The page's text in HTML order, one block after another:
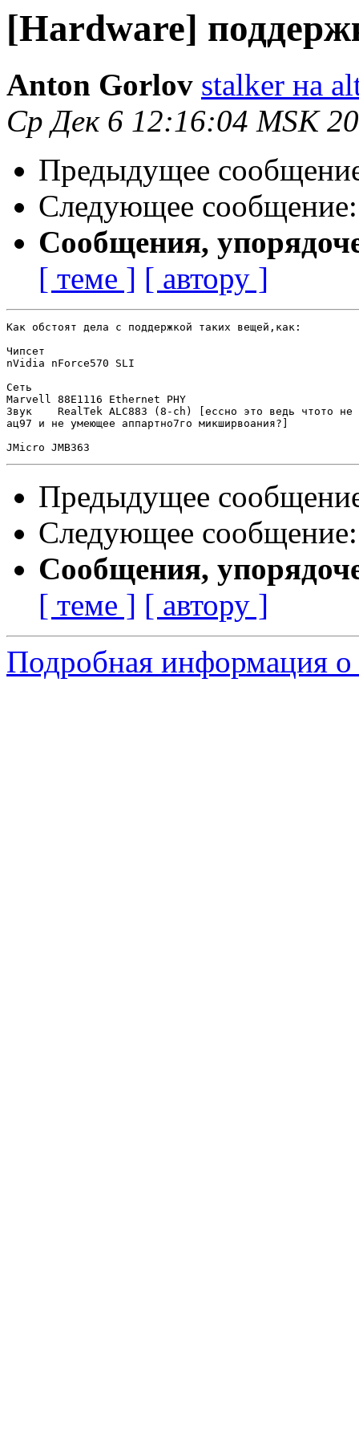
[Hardware]
Anton Gorlov stalker на
Ср Дек 6 12:16:04 MSK
Предыдущее
Следующее
Сообщения,
[ теме ] [ автору ]
Как обстоят дела с поддержкой таких вещей,как:
Чипсет
nVidia nForce570 SLI
Сеть
Marvell 88E1116 Ethernet PHY
Звук  	RealTek ALC883 (8-ch) [ессно это ведь чтото не джалеко ушедшее от
ац97 и не умеющее аппартно7го микширвоания?]
Предыдущее
Следующее
Сообщения,
[ теме ] [ автору ]
Подробная информация о